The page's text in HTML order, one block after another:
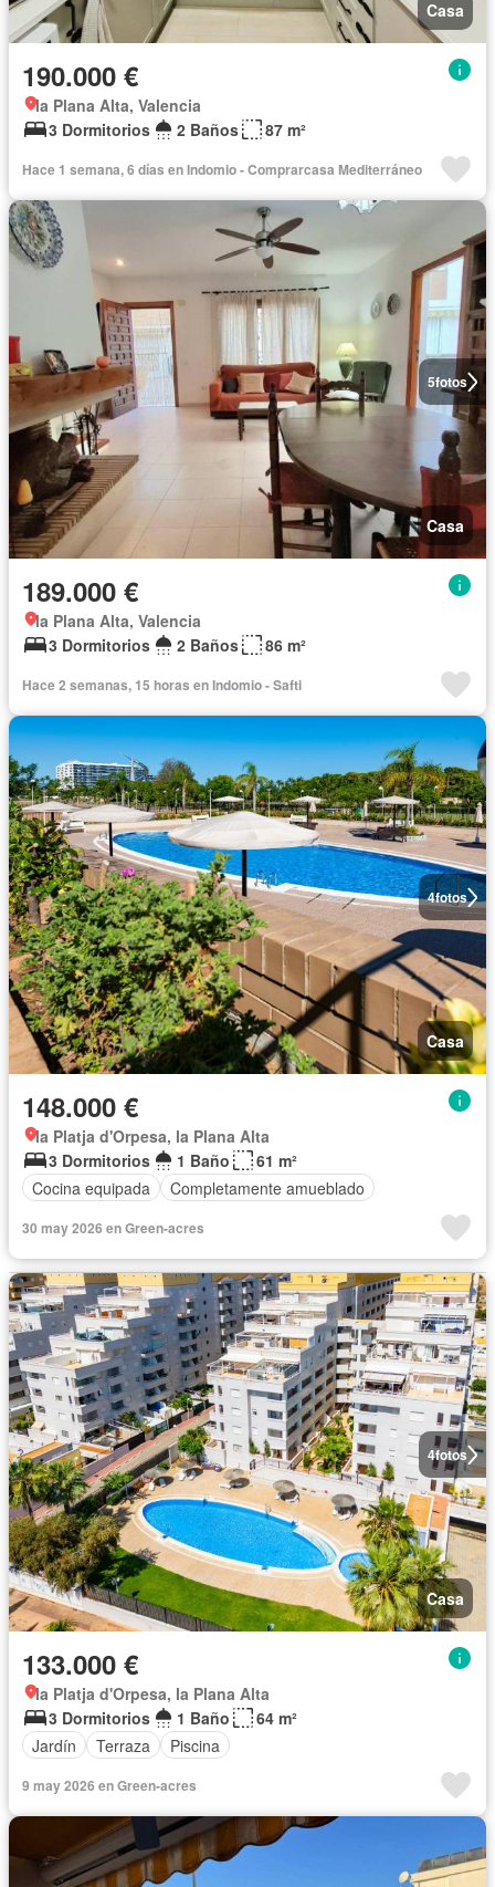
Casa
190.000 €
la Plana Alta, Valencia
3 Dormitorios
2 Baños 87 m²
Hace 1 semana, 6 días en Indomio - Comprarcasa Mediterráneo
5fotos
Casa
189.000 €
la Plana Alta, Valencia
3 Dormitorios
2 Baños 86 m²
Hace 2 semanas, 15 horas en Indomio - Safti
4fotos
Casa
148.000 €
la Platja d'Orpesa, la Plana Alta
3 Dormitorios
1 Baño
61 m²
Cocina equipada
Completamente amueblado
30 may 2026 en Green-acres
4fotos
Casa
133.000 €
la Platja d'Orpesa, la Plana Alta
3 Dormitorios
1 Baño
64 m²
Jardín
Terraza Piscina
9 may 2026 en Green-acres